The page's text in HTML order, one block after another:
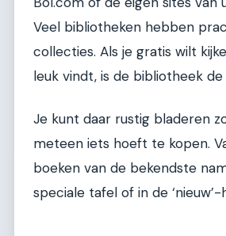
Veel bibliotheken hebben
collecties. Als je gratis wilt
leuk vindt, is de bibliotheek
Je kunt daar rustig bladeren
meteen iets hoeft te kopen.
boeken van de bekendste
speciale tafel of in de ‘nieuw’-